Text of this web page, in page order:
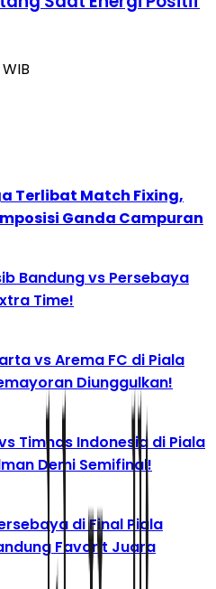
Terlibat Match Fixing,
Ganda Campuran
Bandung vs Persebaya
Time!
vs Arema FC di Piala
Diunggulkan!
Timnas Indonesia di Piala
Demi Semifinal!
di Final Piala
Favorit Juara